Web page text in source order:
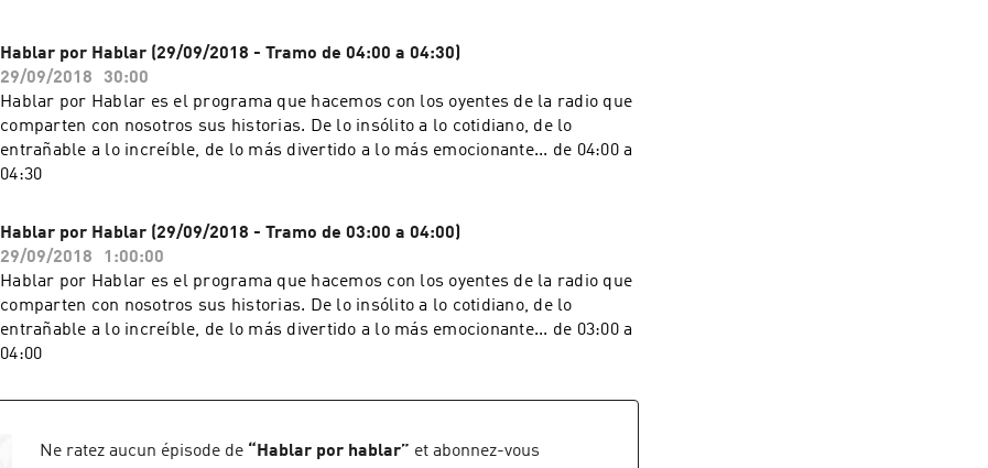
Hablar por Hablar (29/09/2018 - Tramo de 04:00 a 04:30)
29/09/2018
30:00
Hablar por Hablar es el programa que hacemos con los oyentes de la radio que
comparten con nosotros sus historias. De lo insólito a lo cotidiano, de lo
entrañable a lo increíble, de lo más divertido a lo más emocionante... de 04:00 a
04:30
Hablar por Hablar (29/09/2018 - Tramo de 03:00 a 04:00)
29/09/2018
1:00:00
Hablar por Hablar es el programa que hacemos con los oyentes de la radio que
comparten con nosotros sus historias. De lo insólito a lo cotidiano, de lo
entrañable a lo increíble, de lo más divertido a lo más emocionante... de 03:00 a
04:00
Ne ratez aucun épisode de “ Hablar por hablar” et abonnez-vous